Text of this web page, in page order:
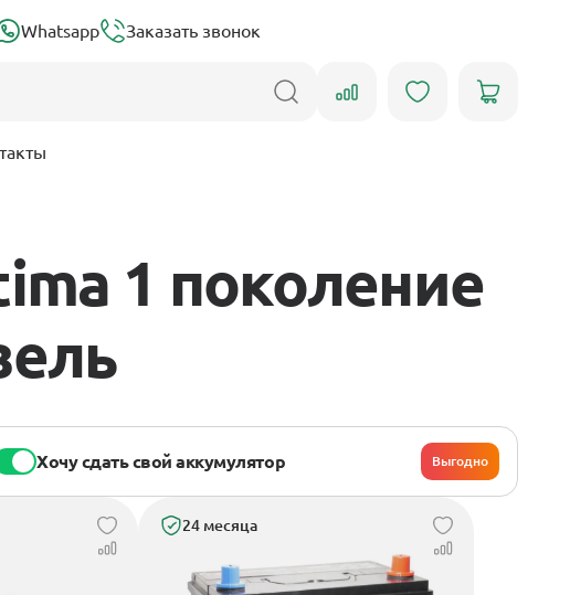
Whatsapp Заказать звонок
1 поколение
Хочу сдать свой аккумулятор Выгодно
24 месяца